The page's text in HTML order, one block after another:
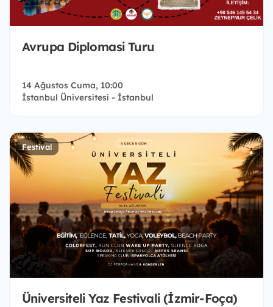
Avrupa Diplomasi Turu
14 Ağustos Cuma, 10:00
İstanbul Üniversitesi - İstanbul
Festival
Üniversiteli Yaz Festivali (İzmir-Foça)